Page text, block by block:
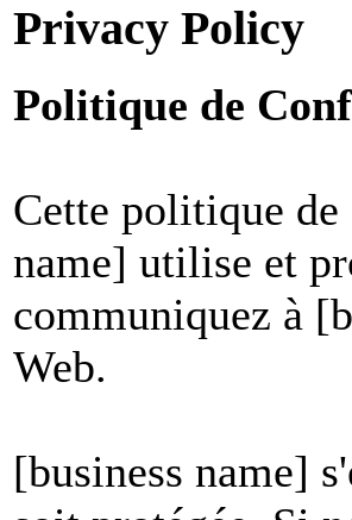
Privacy Policy
Politique de
Cette politique
name] utilise et
communiquez à
Web.
[business name]